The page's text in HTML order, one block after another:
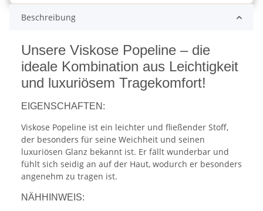
Beschreibung
Unsere Viskose Popeline – die
ideale Kombination aus Leichtigkeit
und luxuriösem Tragekomfort!
EIGENSCHAFTEN:
Viskose Popeline ist ein leichter und fließender Stoff,
der besonders für seine Weichheit und seinen
luxuriösen Glanz bekannt ist. Er fällt wunderbar und
fühlt sich seidig an auf der Haut, wodurch er besonders
angenehm zu tragen ist.
NÄHHINWEIS: